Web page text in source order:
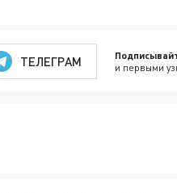
ТЕЛЕГРАМ и первыми